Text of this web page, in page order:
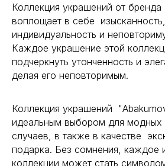
Коллекция украшений от бренда
воплощает в себе изысканность,
индивидуальность и
Каждое украшение этой
подчеркнуть утонченность и
делая его неповторимым.
Коллекция украшений
идеальным выбором для модных
случаев, в также в качестве
подарка. Без сомнения, каждое
коллекции может стать